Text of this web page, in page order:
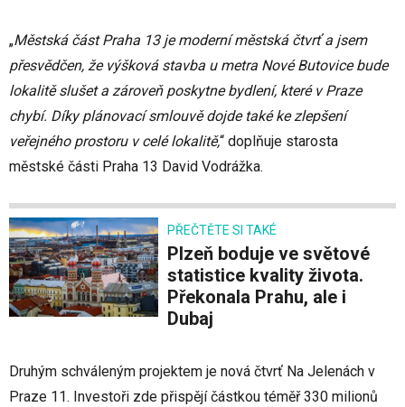
„Městská část Praha 13 je moderní městská čtvrť a jsem
přesvědčen, že výšková stavba u metra Nové Butovice bude
lokalitě slušet a zároveň poskytne bydlení, které v Praze
chybí. Díky plánovací smlouvě dojde také ke zlepšení
veřejného prostoru v celé lokalitě,“ doplňuje starosta
městské části Praha 13 David Vodrážka.
PŘEČTĚTE SI TAKÉ
Plzeň boduje ve světové
statistice kvality života.
Překonala Prahu, ale i
Dubaj
Druhým schváleným projektem je nová čtvrť Na Jelenách v
Praze 11. Investoři zde přispějí částkou téměř 330 milionů